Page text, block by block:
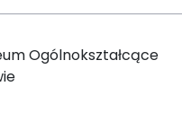
Ogólnokształcące